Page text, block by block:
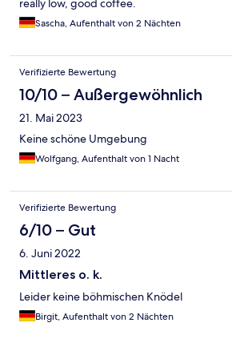
really low, good coffee.
Sascha, Aufenthalt von 2 Nächten
Verifizierte Bewertung
10/10 – Außergewöhnlich
21. Mai 2023
Keine schöne Umgebung
Wolfgang, Aufenthalt von 1 Nacht
Verifizierte Bewertung
6/10 – Gut
6. Juni 2022
Mittleres o. k.
Leider keine böhmischen Knödel
Birgit, Aufenthalt von 2 Nächten